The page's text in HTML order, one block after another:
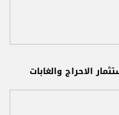
الاحراج والغابات